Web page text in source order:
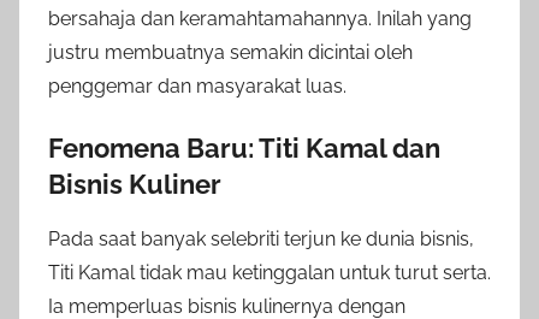
bersahaja dan keramahtamahannya. Inilah yang
justru membuatnya semakin dicintai oleh
penggemar dan masyarakat luas.
Fenomena Baru: Titi Kamal dan
Bisnis Kuliner
Pada saat banyak selebriti terjun ke dunia bisnis,
Titi Kamal tidak mau ketinggalan untuk turut serta.
Ia memperluas bisnis kulinernya dengan